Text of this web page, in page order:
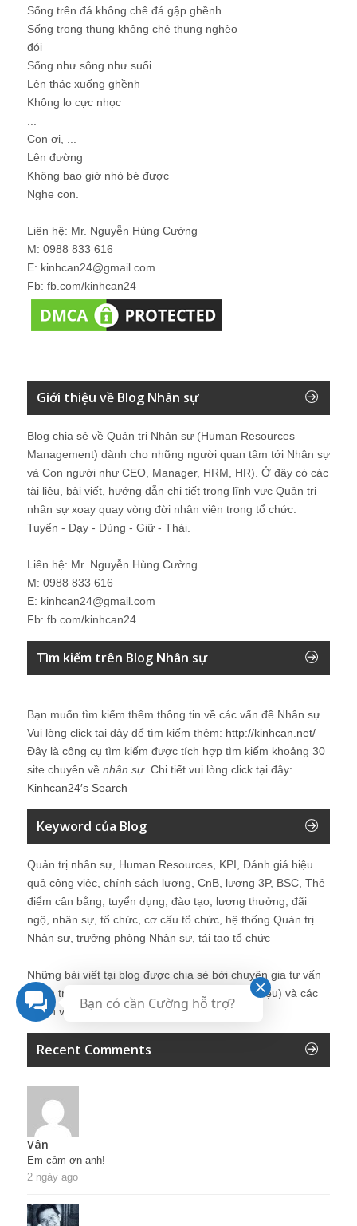
Sống trên đá không chê đá gập ghềnh
Sống trong thung không chê thung nghèo
đói
Sống như sông như suối
Lên thác xuống ghềnh
Không lo cực nhọc
Con ơi, ...
Lên đường
Không bao giờ nhỏ bé được
Nghe con.
Liên hệ: Mr. Nguyễn Hùng Cường
M: 0988 833 616
E: kinhcan24@gmail.com
Fb: fb.com/kinhcan24
Giới thiệu về Blog Nhân sự
Blog chia sẻ về Quản trị Nhân sự (Human Resources
Management) dành cho những người quan tâm tới Nhân sự
và Con người như CEO, Manager, HRM, HR). Ở đây có các
tài liệu, bài viết, hướng dẫn chi tiết trong lĩnh vực Quản trị
nhân sự xoay quay vòng đời nhân viên trong tổ chức:
Tuyển - Dạy - Dùng - Giữ - Thải.
Liên hệ: Mr. Nguyễn Hùng Cường
M: 0988 833 616
E: kinhcan24@gmail.com
Fb: fb.com/kinhcan24
Tìm kiếm trên Blog Nhân sự
Bạn muốn tìm kiếm thêm thông tin về các vấn đề Nhân sự
Vui lòng click tại đây để tìm kiếm thêm: http://kinhcan.net/
Đây là công cụ tìm kiếm được tích hợp tìm kiếm khoảng 30
site chuyên về nhân sự. Chi tiết vui lòng click tại đây:
Kinhcan24′s Search
Keyword của Blog
Quản trị nhân sự, Human Resources, KPI, Đánh giá hiệu
quả công việc, chính sách lương, CnB, lương 3P, BSC, Thẻ
điểm cân bằng, tuyển dụng, đào tạo, lương thưởng, đãi
ngộ, nhân sự, tổ chức, cơ cấu tổ chức, hệ thống Quản trị
Nhân sự, trưởng phòng Nhân sự, tái tạo tổ chức
Những bài viết tại blog được chia sẻ bởi chuyên gia tư vấn
Quản trị Nhân sự Nguyễn Hùng Cường (
giới thiệu) và các
thành viên khác trong cộng đồng Nhân sự.
Recent Comments
Vân
Em cảm ơn anh!
2 ngày ago
Bạn có cần Cường hỗ trợ?